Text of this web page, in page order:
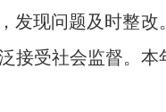
发现问题及时整改
接受社会监督。本